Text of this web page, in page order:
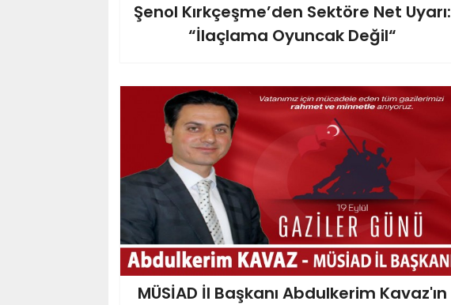
Şenol Kırkçeşme’den Sektöre Net Uyarı:
“İlaçlama Oyuncak Değil“
MÜSİAD İl Başkanı Abdulkerim Kavaz'ın